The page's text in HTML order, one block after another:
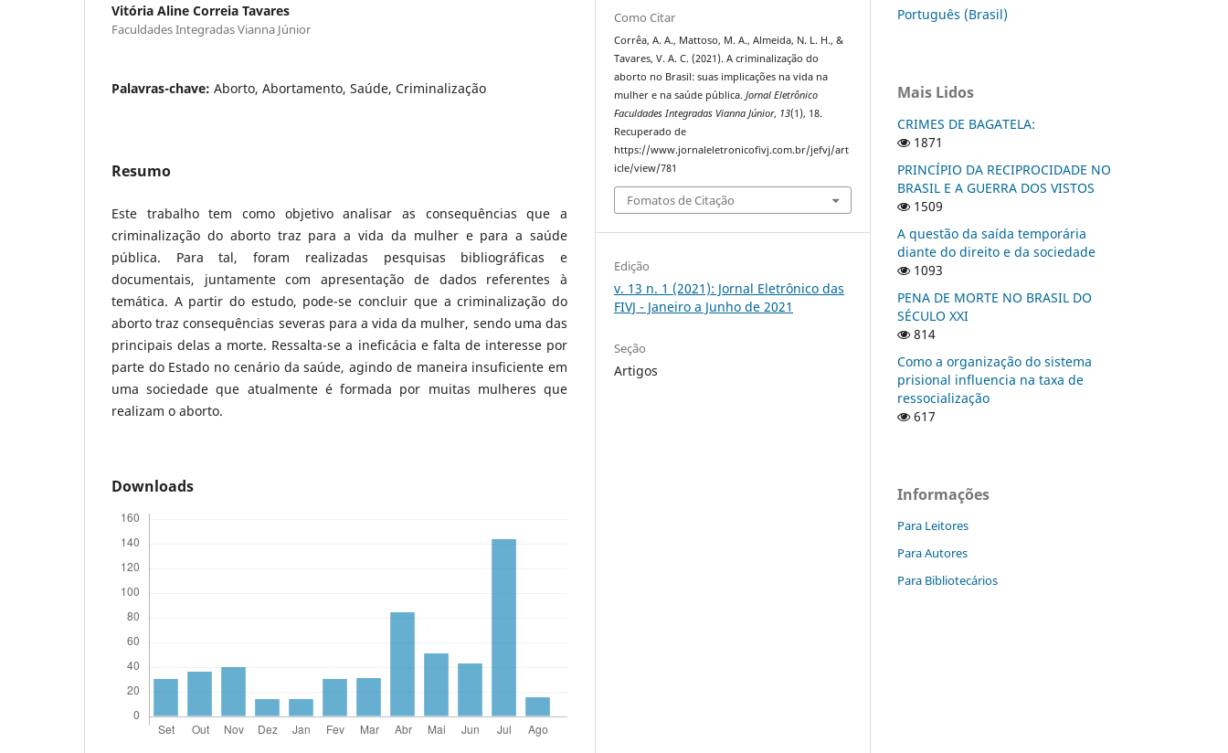
Vitória Aline Correia Tavares
Faculdades Integradas Vianna Júnior
Palavras-chave: Aborto, Abortamento, Saúde, Criminalização
Resumo
Este trabalho tem como objetivo analisar as consequências que a
criminalização do aborto traz para a vida da mulher e para a saúde
pública. Para tal, foram realizadas pesquisas bibliográficas e
documentais, juntamente com apresentação de dados referentes à
temática. A partir do estudo, pode-se concluir que a criminalização do
aborto traz consequências severas para a vida da mulher, sendo uma das
principais delas a morte. Ressalta-se a ineficácia e falta de interesse por
parte do Estado no cenário da saúde, agindo de maneira insuficiente em
uma sociedade que atualmente é formada por muitas mulheres que
realizam o aborto.
Downloads
Como Citar
Corrêa, A. A., Mattoso, M. A., Almeida, N. L. H., &
Tavares, V. A. C. (2021). A criminalização do
aborto no Brasil: suas implicações na vida na
mulher e na saúde pública.Jornal Eletrônico
Faculdades Integradas Vianna Júnior, 13(1), 18.
Recuperado de
https://www.jornaleletronicofivj.com.br/jefvj/art
icle/view/781
Fomatos de Citação
Edição
v. 13 n. 1 (2021): Jornal Eletrônico das
FIVJ - Janeiro a Junho de 2021
Seção
Artigos
Português (Brasil)
Mais Lidos
CRIMES DE BAGATELA:
1871
PRINCÍPIO DA RECIPROCIDADE NO
BRASIL E A GUERRA DOS VISTOS
1509
A questão da saída temporária
diante do direito e da sociedade
1093
PENA DE MORTE NO BRASIL DO
SÉCULO XXI
814
Como a organização do sistema
prisional influencia na taxa de
ressocialização
617
Informações
Para Leitores
Para Autores
Para Bibliotecários